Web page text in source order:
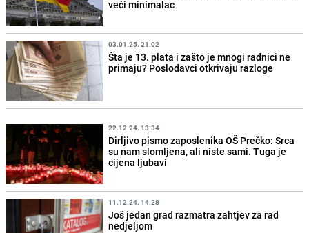
veći minimalac
03.01.25. 21:02
Šta je 13. plata i zašto je mnogi radnici ne
primaju? Poslodavci otkrivaju razloge
22.12.24. 13:34
Dirljivo pismo zaposlenika OŠ Prečko: Srca
su nam slomljena, ali niste sami. Tuga je
cijena ljubavi
11.12.24. 14:28
Još jedan grad razmatra zahtjev za rad
nedjeljom